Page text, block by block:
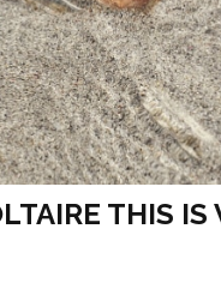
THIS IS